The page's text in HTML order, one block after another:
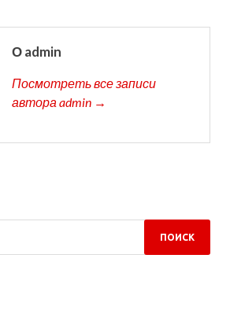
О admin
Посмотреть все записи
автора admin →